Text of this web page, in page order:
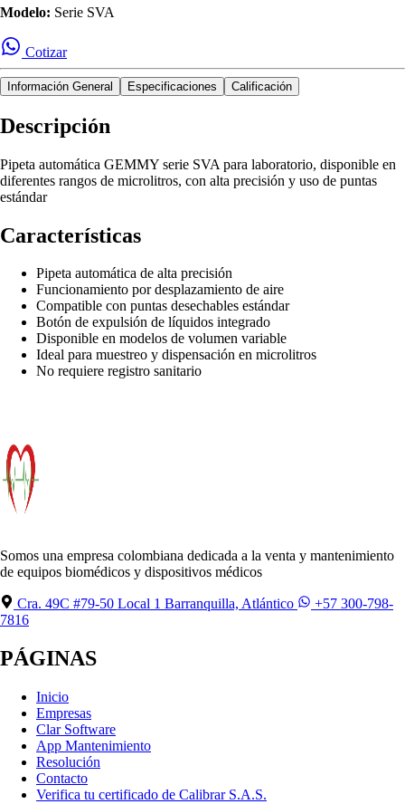
Modelo: Serie SVA
Cotizar
Información General Especificaciones Calificación
Descripción
Pipeta automática GEMMY serie SVA para laboratorio, disponible en
diferentes rangos de microlitros, con alta precisión y uso de puntas
estándar
Características
Pipeta automática de alta precisión
Funcionamiento por desplazamiento de aire
Compatible con puntas desechables estándar
Botón de expulsión de líquidos integrado
Disponible en modelos de volumen variable
Ideal para muestreo y dispensación en microlitros
No requiere registro sanitario
Somos una empresa colombiana dedicada a la venta y mantenimiento
de equipos biomédicos y dispositivos médicos
Cra. 49C #79-50 Local 1 Barranquilla, Atlántico
+57 300-798-
7816
PÁGINAS
Inicio
Empresas
Clar Software
App Mantenimiento
Resolución
Contacto
Verifica tu certificado de Calibrar S.A.S.